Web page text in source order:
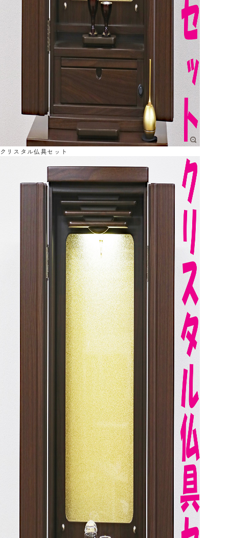
クリスタル仏具セット